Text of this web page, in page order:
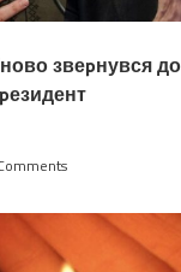
звеpнувся